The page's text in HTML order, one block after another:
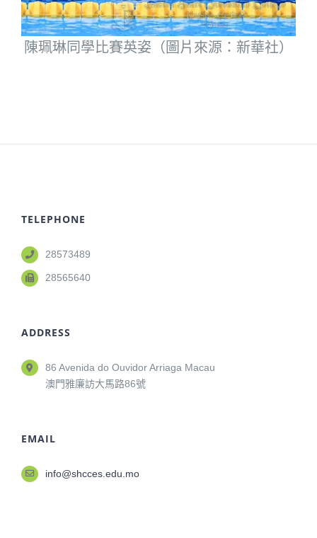
陳珮琳同學比賽英姿（圖片來源：新華社）
TELEPHONE
28573489
28565640
ADDRESS
86 Avenida do Ouvidor Arriaga Macau
澳門雅廉訪大馬路86號
EMAIL
info@shcces.edu.mo